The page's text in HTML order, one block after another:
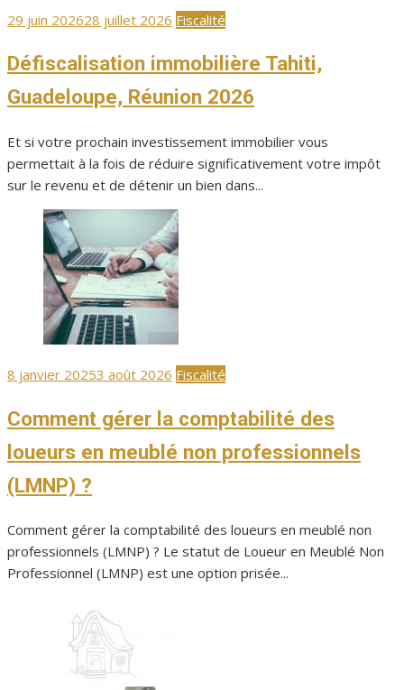
Publié
29 juin 202628 juillet 2026 Fiscalité
Défiscalisation immobilière Tahiti,
Guadeloupe, Réunion 2026
Et si votre prochain investissement immobilier vous
permettait à la fois de réduire significativement votre impôt
sur le revenu et de détenir un bien dans...
Publié
8 janvier 20253 août 2026 Fiscalité
Comment gérer la comptabilité des
loueurs en meublé non professionnels
(LMNP) ?
Comment gérer la comptabilité des loueurs en meublé non
professionnels (LMNP) ? Le statut de Loueur en Meublé Non
Professionnel (LMNP) est une option prisée...